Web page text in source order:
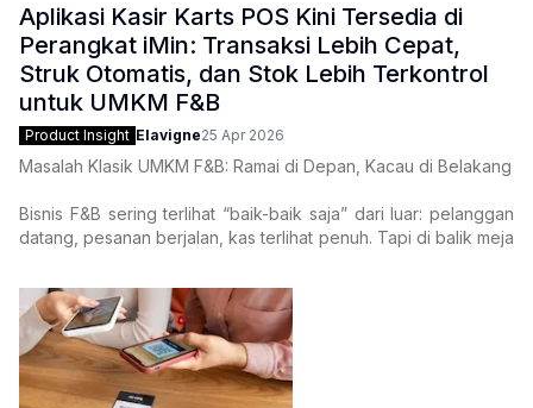
Aplikasi Kasir Karts POS Kini Tersedia di
Perangkat iMin: Transaksi Lebih Cepat,
Struk Otomatis, dan Stok Lebih Terkontrol
untuk UMKM F&B
Product Insight Elavigne25 Apr 2026
Masalah Klasik UMKM F&B: Ramai di Depan, Kacau di Belakang
Bisnis F&B sering terlihat “baik-baik saja” dari luar: pelanggan
datang, pesanan berjalan, kas terlihat penuh. Tapi di balik meja